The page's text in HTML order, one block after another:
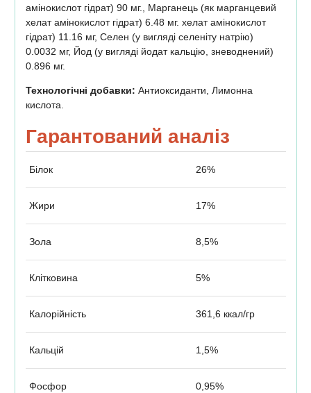
амінокислот гідрат) 90 мг., Марганець (як марганцевий
хелат амінокислот гідрат) 6.48 мг. хелат амінокислот
гідрат) 11.16 мг, Селен (у вигляді селеніту натрію)
0.0032 мг, Йод (у вигляді йодат кальцію, зневоднений)
0.896 мг.
Технологічні добавки: Антиоксиданти, Лимонна
кислота.
Гарантований аналіз
Білок 26%
Жири 17%
Зола 8,5%
Клітковина 5%
Калорійність 361,6 ккал/гр
Кальцій 1,5%
Фосфор 0,95%